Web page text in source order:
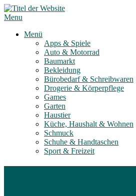
Skip
to
Menu
Menü
Apps & Spiele
Auto & Motorrad
Baumarkt
Bekleidung
Bürobedarf & Schreibwaren
Drogerie & Körperpflege
Games
Garten
Haustier
Küche, Haushalt & Wohnen
Schmuck
Schuhe & Handtaschen
Sport & Freizeit